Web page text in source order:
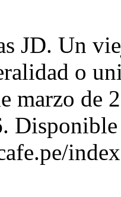
JD. Un
o
marzo de
Disponible